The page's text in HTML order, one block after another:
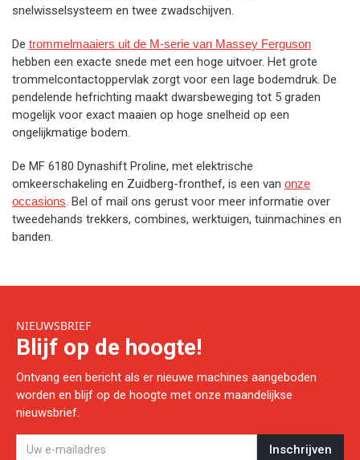
snelwisselsysteem en twee zwadschijven.
De trommelmaaiers uit de M-serie van Massey Ferguson
hebben een exacte snede met een hoge uitvoer. Het grote
trommelcontactoppervlak zorgt voor een lage bodemdruk. De
pendelende hefrichting maakt dwarsbeweging tot 5 graden
mogelijk voor exact maaien op hoge snelheid op een
ongelijkmatige bodem.
De MF 6180 Dynashift Proline, met elektrische
omkeerschakeling en Zuidberg-fronthef, is een van onze
occasions. Bel of mail ons gerust voor meer informatie over
tweedehands trekkers, combines, werktuigen, tuinmachines en
banden.
NIEUWSBRIEF
Blijf op de hoogte!
Ontvang een bericht als er nieuwe machines aangeboden
worden en blijf op de hoogte met onze maandelijkse
nieuwsbrief.